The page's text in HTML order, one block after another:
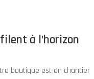
à l’horizon
boutique est en chantier